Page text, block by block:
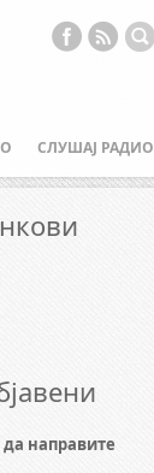
СЛУШАЈ РАДИО
направите